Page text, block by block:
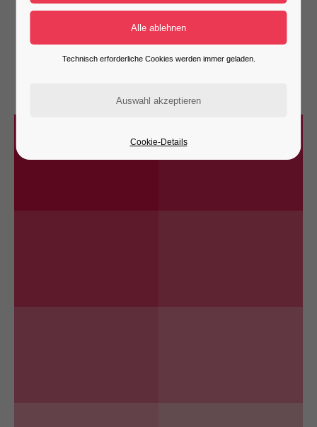
GALLERY SAMPLE
DEEP HOUSE PARTY
Technisch erforderliche Cookies werden immer geladen.
Cookie-Details